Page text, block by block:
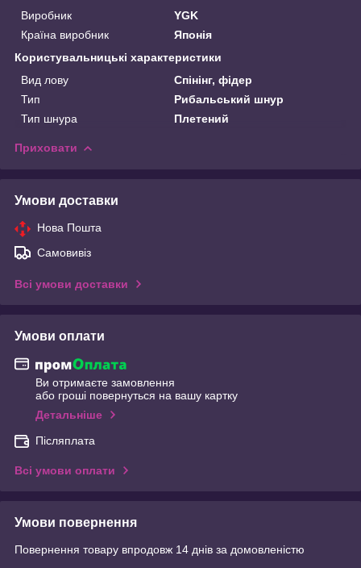
Виробник
YGK
Країна виробник
Японія
Користувальницькі характеристики
Вид лову
Спінінг, фідер
Тип
Рибальський шнур
Тип шнура
Плетений
Приховати
Умови доставки
Нова Пошта
Самовивіз
Всі умови доставки
Умови оплати
Ви отримаєте замовлення
або гроші повернуться на вашу картку
Детальніше
Післяплата
Всі умови оплати
Умови повернення
Повернення товару впродовж 14 днів за домовленістю